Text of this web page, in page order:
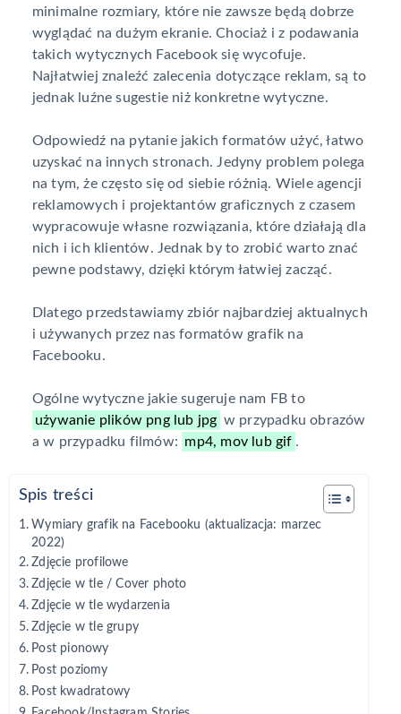
minimalne rozmiary, które nie zawsze będą dobrze
wyglądać na dużym ekranie. Chociaż i z podawania
takich wytycznych Facebook się wycofuje.
Najłatwiej znaleźć zalecenia dotyczące reklam, są to
jednak luźne sugestie niż konkretne wytyczne.
Odpowiedź na pytanie jakich formatów użyć, łatwo
uzyskać na innych stronach. Jedyny problem polega
na tym, że często się od siebie różnią. Wiele agencji
reklamowych i projektantów graficznych z czasem
wypracowuje własne rozwiązania, które działają dla
nich i ich klientów. Jednak by to zrobić warto znać
pewne podstawy, dzięki którym łatwiej zacząć.
Dlatego przedstawiamy zbiór najbardziej aktualnych
i używanych przez nas formatów grafik na
Facebooku.
Ogólne wytyczne jakie sugeruje nam FB to
używanie plików png lub jpg w przypadku obrazów
a w przypadku filmów: mp4, mov lub gif .
Spis treści
Wymiary grafik na Facebooku (aktualizacja: marzec
2022)
Zdjęcie profilowe
Zdjęcie w tle / Cover photo
Zdjęcie w tle wydarzenia
Zdjęcie w tle grupy
Post pionowy
Post poziomy
Post kwadratowy